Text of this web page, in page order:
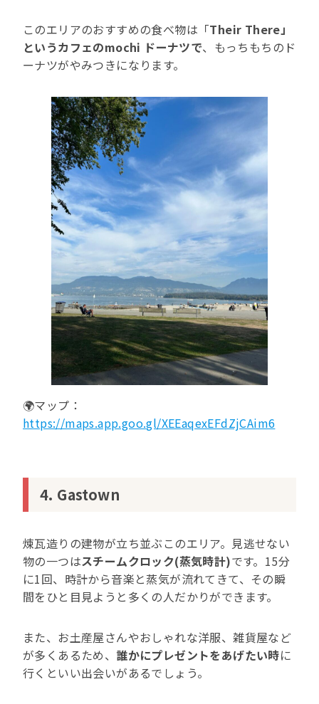
このエリアのおすすめの食べ物は「Their There」
というカフェのmochi ドーナツで、もっちもちのド
ーナツがやみつきになります。
🌍マップ：
https://maps.app.goo.gl/XEEaqexEFdZjCAim6
4. Gastown
煉瓦造りの建物が立ち並ぶこのエリア。見逃せない
物の一つはスチームクロック(蒸気時計)です。15分
に1回、時計から音楽と蒸気が流れてきて、その瞬
間をひと目見ようと多くの人だかりができます。
また、お土産屋さんやおしゃれな洋服、雑貨屋など
が多くあるため、 誰かにプレゼントをあげたい時に
行くといい出会いがあるでしょう。